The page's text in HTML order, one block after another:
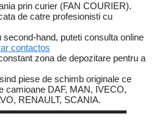
prin curier (FAN COURIER).
de catre profesionisti cu
hand, puteti consulta online
contactos
zona de depozitare pentru a
piese de schimb originale ce
camioane DAF, MAN, IVECO,
RENAULT, SCANIA.